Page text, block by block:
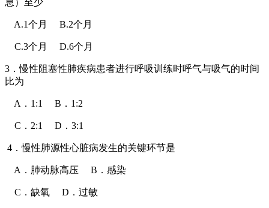
A.1个月 B.2个月
C.3个月 D.6个月
3．慢性阻塞性肺疾病患者进行呼吸训练时呼气与吸气的时间
比为
A．1:1 B．1:2
C．2:1 D．3:1
4．慢性肺源性心脏病发生的关键环节是
A．肺动脉高压 B．感染
C．缺氧 D．过敏